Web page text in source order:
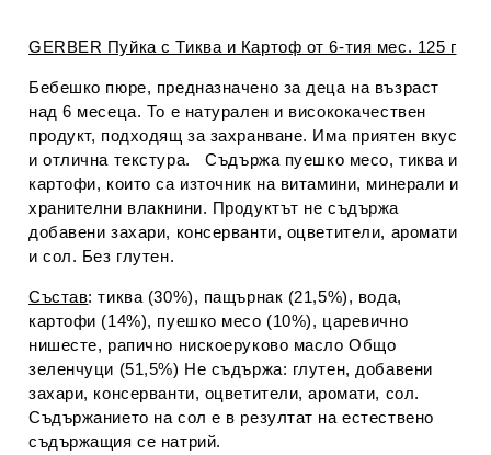
GERBER Пуйка с Тиква и Картоф от 6-тия мес. 125 г
Бебешко пюре, предназначено за деца на възраст
над 6 месеца. То е натурален и висококачествен
продукт, подходящ за захранване. Има приятен вкус
и отлична текстура. Съдържа пуешко месо, тиква и
картофи, които са източник на витамини, минерали и
хранителни влакнини. Продуктът не съдържа
добавени захари, консерванти, оцветители, аромати
и сол. Без глутен.
Състав: тиква (30%), пащърнак (21,5%), вода,
картофи (14%), пуешко месо (10%), царевично
нишесте, рапично нискоеруково масло Общо
зеленчуци (51,5%) Не съдържа: глутен, добавени
захари, консерванти, оцветители, аромати, сол.
Съдържанието на сол е в резултат на естествено
съдържащия се натрий.